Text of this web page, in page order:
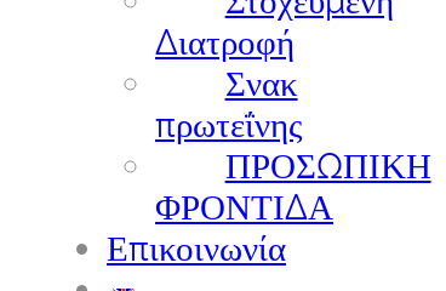
Διατροφή
Σνακ
πρωτεΐνης
ΠΡΟΣΩΠΙΚΗ
ΦΡΟΝΤΙΔΑ
Επικοινωνία